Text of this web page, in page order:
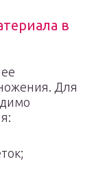
в
Для